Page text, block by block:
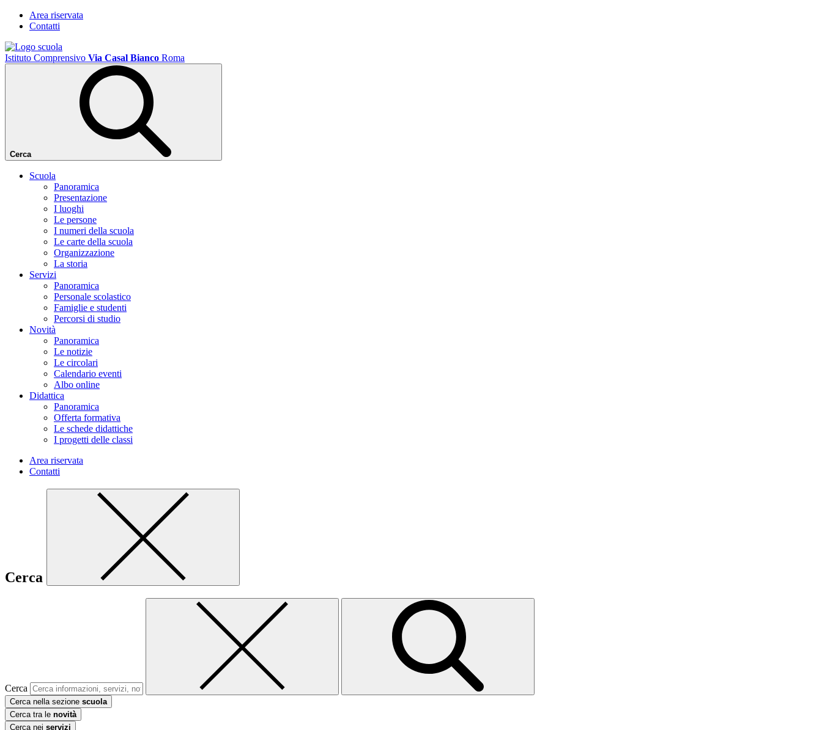
Area riservata
Contatti
Istituto Comprensivo Via Casal Bianco Roma
Cerca
Scuola
Panoramica
Presentazione
I luoghi
Le persone
I numeri della scuola
Le carte della scuola
Organizzazione
La storia
Servizi
Panoramica
Personale scolastico
Famiglie e studenti
Percorsi di studio
Novità
Panoramica
Le notizie
Le circolari
Calendario eventi
Albo online
Didattica
Panoramica
Offerta formativa
Le schede didattiche
I progetti delle classi
Area riservata
Contatti
Cerca
Cerca
Cerca nella sezione scuola
Cerca tra le novità
Cerca nei servizi